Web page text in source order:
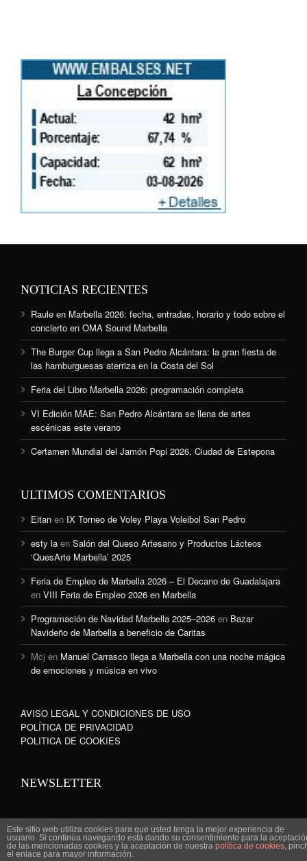
NOTICIAS RECIENTES
Raule en Marbella 2026: fecha, entradas, horario y todo sobre el
concierto en OMA Sound Marbella
The Burger Cup llega a San Pedro Alcántara: la gran fiesta de
las hamburguesas aterriza en la Costa del Sol
Feria del Libro Marbella 2026: programación completa
VI Edición MAE: San Pedro Alcántara se llena de artes
escénicas este verano
Certamen Mundial del Jamón Popi 2026, Ciudad de Estepona
ULTIMOS COMENTARIOS
Eitan en IX Torneo de Voley Playa Voleibol San Pedro
esty la en Salón del Queso Artesano y Productos Lácteos
‘QuesArte Marbella’ 2025
Feria de Empleo de Marbella 2026 – El Decano de Guadalajara
en VIII Feria de Empleo 2026 en Marbella
Programación de Navidad Marbella 2025–2026 en Bazar
Navideño de Marbella a beneficio de Caritas
Mcj en Manuel Carrasco llega a Marbella con una noche mágica
de emociones y música en vivo
AVISO LEGAL Y CONDICIONES DE USO
POLÍTICA DE PRIVACIDAD
POLITICA DE COOKIES
NEWSLETTER
www.marbella-sanpedro.com 2010©
Este sitio web utiliza cookies para que usted tenga la mejor experiencia de
usuario. Si continúa navegando está dando su consentimiento para la
de las mencionadas cookies y la aceptación de nuestra política de cookies,
el enlace para mayor información.